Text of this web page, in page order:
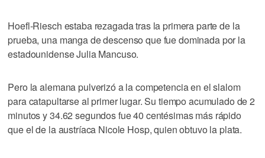
Hoefl-Riesch estaba rezagada tras la primera parte de la
prueba, una manga de descenso que fue dominada por la
estadounidense Julia Mancuso.
Pero la alemana pulverizó a la competencia en el slalom
para catapultarse al primer lugar. Su tiempo acumulado de 2
minutos y 34.62 segundos fue 40 centésimas más rápido
que el de la austríaca Nicole Hosp, quien obtuvo la plata.